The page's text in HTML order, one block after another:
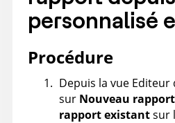
personnalisé
Procédure
Depuis la vue
sur Nouveau
rapport existantsur